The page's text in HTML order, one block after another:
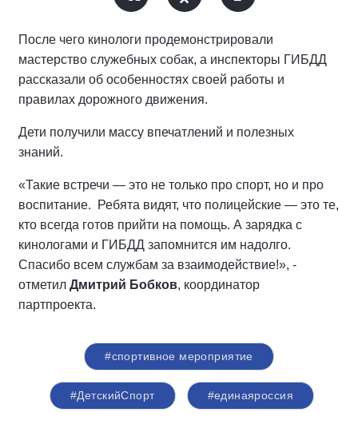
После чего кинологи продемонстрировали
мастерство служебных собак, а инспекторы ГИБДД
рассказали об особенностях своей работы и
правилах дорожного движения.
Дети получили массу впечатлений и полезных
знаний.
«Такие встречи — это не только про спорт, но и про
воспитание. Ребята видят, что полицейские — это те,
кто всегда готов прийти на помощь. А зарядка с
кинологами и ГИБДД запомнится им надолго.
Спасибо всем службам за взаимодействие!», -
отметил Дмитрий Бобков, координатор
партпроекта.
#спортивное мероприятие
#ДетскийСпорт #единаяроссия